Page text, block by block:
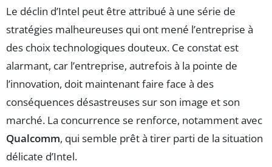
Le déclin d’Intel peut être attribué à une série de
stratégies malheureuses qui ont mené l’entreprise à
des choix technologiques douteux. Ce constat est
alarmant, car l’entreprise, autrefois à la pointe de
l’innovation, doit maintenant faire face à des
conséquences désastreuses sur son image et son
marché. La concurrence se renforce, notamment avec
Qualcomm, qui semble prêt à tirer parti de la situation
délicate d’Intel.